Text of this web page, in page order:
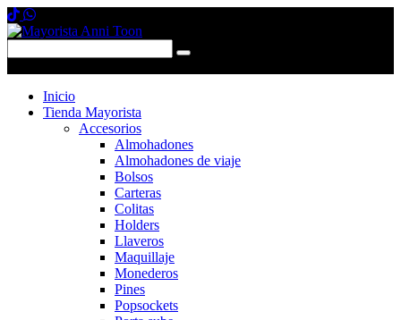
Inicio
Tienda Mayorista
Accesorios
Almohadones
Almohadones de viaje
Bolsos
Carteras
Colitas
Holders
Llaveros
Maquillaje
Monederos
Pines
Popsockets